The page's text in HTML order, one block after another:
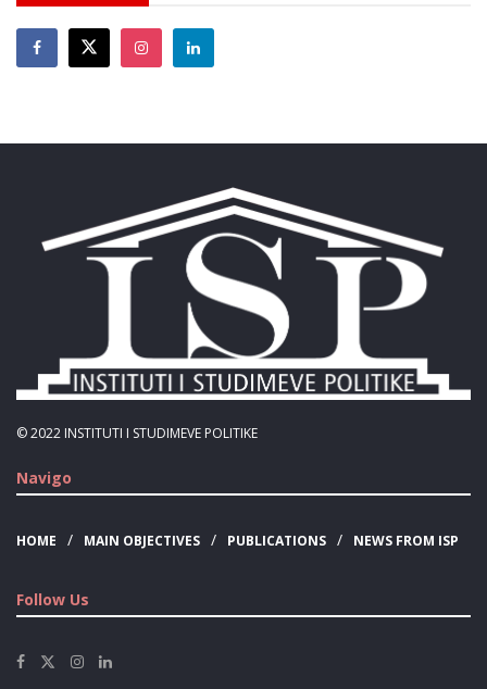
© 2022 INSTITUTI I STUDIMEVE POLITIKE
Navigo
HOME MAIN OBJECTIVES PUBLICATIONS NEWS FROM ISP
Follow Us